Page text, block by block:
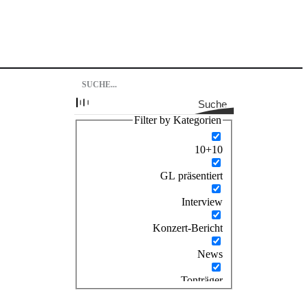
Suche
Filter by Kategorien
10+10
GL präsentiert
Interview
Konzert-Bericht
News
Tonträger